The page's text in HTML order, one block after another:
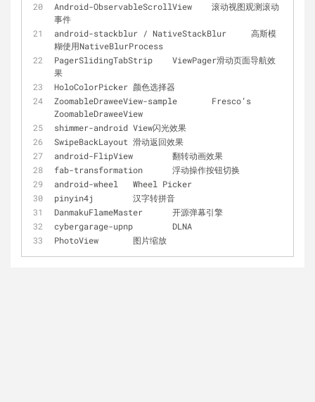
Android-ObservableScrollView	滚动视图观测滚动
事件
android-stackblur / NativeStackBlur	高斯模
糊使用NativeBlurProcess
PagerSlidingTabStrip	ViewPager滑动页面导航效
果
HoloColorPicker	颜色选择器
ZoomableDraweeView-sample	Fresco’s
ZoomableDraweeView
shimmer-
android	View闪光效果
SwipeBackLayout	滑动返回效果
android-
FlipView	翻转动画效果
fab-
transformation	浮动操作按钮切换
android-
wheel	Wheel Picker
pinyin4j	汉字转拼音
DanmakuFlameMaster	开源弹幕引擎
cybergarage-
upnp	DLNA
PhotoView	图片缩放